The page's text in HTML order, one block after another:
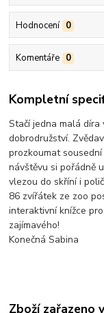
Hodnocení 0
Komentáře 0
Kompletní
Stačí jedna malá díra
dobrodružství.
prozkoumat
návštěvu si pořádně
vlezou do skříní i
86 zvířátek ze zoo
interaktivní knížce
zajímavého!
Konečná Sabina
Zboží zařazeno